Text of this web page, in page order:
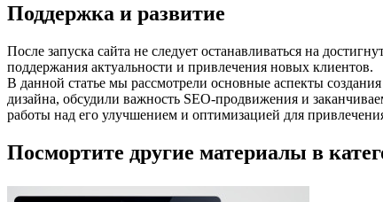
Поддержка и развитие
После запуска сайта не следует останавливаться на
поддержания актуальности и привлечения новых клиентов.
В данной статье мы рассмотрели основные аспекты
дизайна, обсудили важность SEO-продвижения и
работы над его улучшением и оптимизацией для
Посмортите другие материалы в